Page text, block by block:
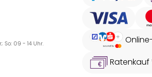
So: 09 - 14 Uhr.
Ratenkauf